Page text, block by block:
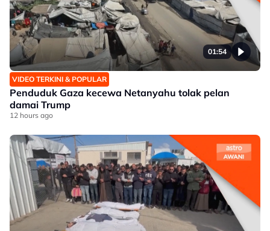
01:54
VIDEO TERKINI & POPULAR
Penduduk Gaza kecewa Netanyahu tolak pelan
damai Trump
12 hours ago